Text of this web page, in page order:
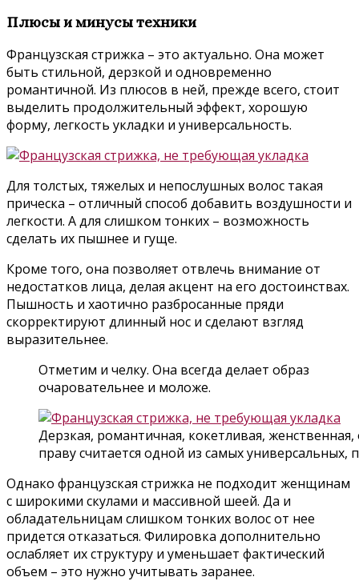
Плюсы и минусы техники
Французская стрижка – это актуально. Она может
быть стильной, дерзкой и одновременно
романтичной. Из плюсов в ней, прежде всего, стоит
выделить продолжительный эффект, хорошую
форму, легкость укладки и универсальность.
Для толстых, тяжелых и непослушных волос такая
прическа – отличный способ добавить воздушности и
легкости. А для слишком тонких – возможность
сделать их пышнее и гуще.
Кроме того, она позволяет отвлечь внимание от
недостатков лица, делая акцент на его достоинствах.
Пышность и хаотично разбросанные пряди
скорректируют длинный нос и сделают взгляд
выразительнее.
Отметим и челку. Она всегда делает образ
очаровательнее и моложе.
Дерзкая, романтичная, кокетливая,
праву считается одной из самых универсальных,
Однако французская стрижка не подходит женщинам
с широкими скулами и массивной шеей. Да и
обладательницам слишком тонких волос от нее
придется отказаться. Филировка дополнительно
ослабляет их структуру и уменьшает фактический
объем – это нужно учитывать заранее.